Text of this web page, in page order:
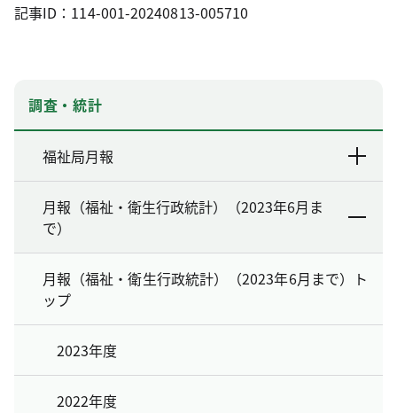
記事ID：114-001-20240813-005710
調査・統計
福祉局月報
月報（福祉・衛生行政統計）（2023年6月ま
で）
月報（福祉・衛生行政統計）（2023年6月まで）ト
ップ
2023年度
2022年度